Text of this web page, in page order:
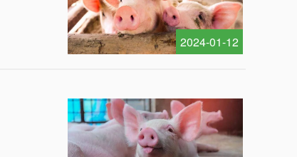
2024-01-12